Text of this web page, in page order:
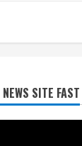
SITE FAST
July 24, 2026
मानक व
परीक्षण, तब